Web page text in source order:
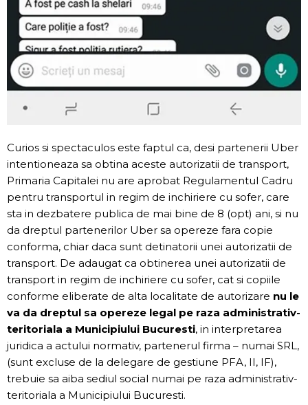
Curios si spectaculos este faptul ca, desi partenerii Uber
intentioneaza sa obtina aceste autorizatii de transport,
Primaria Capitalei nu are aprobat Regulamentul Cadru
pentru transportul in regim de inchiriere cu sofer, care
sta in dezbatere publica de mai bine de 8 (opt) ani, si nu
da dreptul partenerilor Uber sa opereze fara copie
conforma, chiar daca sunt detinatorii unei autorizatii de
transport. De adaugat ca obtinerea unei autorizatii de
transport in regim de inchiriere cu sofer, cat si copiile
conforme eliberate de alta localitate de autorizare nu le
va da dreptul sa opereze legal pe raza administrativ-
teritoriala a Municipiului Bucuresti, in interpretarea
juridica a actului normativ, partenerul firma – numai SRL,
(sunt excluse de la delegare de gestiune PFA, II, IF),
trebuie sa aiba sediul social numai pe raza administrativ-
teritoriala a Municipiului Bucuresti.